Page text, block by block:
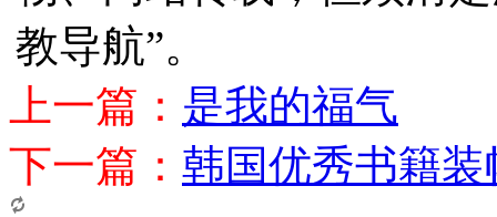
教导航”。
上一篇： 是我的福气
下一篇： 韩国优秀书籍